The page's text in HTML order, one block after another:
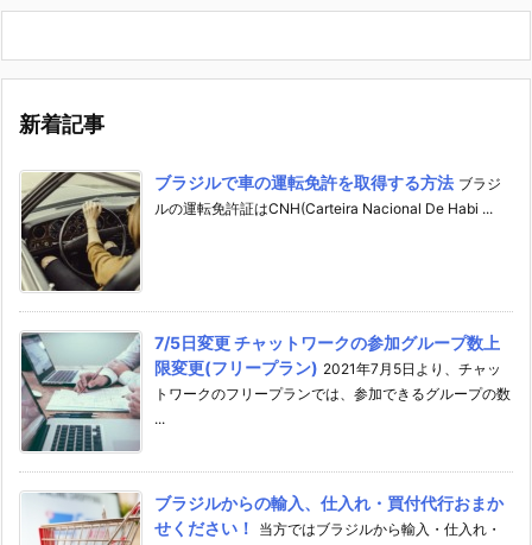
新着記事
ブラジルで車の運転免許を取得する方法 ブラジ
ルの運転免許証はCNH(Carteira Nacional De Habi ...
7/5日変更 チャットワークの参加グループ数上
限変更(フリープラン) 2021年7月5日より、チャッ
トワークのフリープランでは、参加できるグループの数
...
ブラジルからの輸入、仕入れ・買付代行おまか
せください！
当方ではブラジルから輸入・仕入れ・